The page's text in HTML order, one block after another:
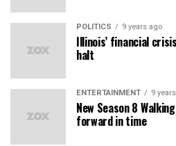
POLITICS 9 years ago
Illinois’ financial
halt
ENTERTAINMENT 9
New Season 8
forward in time